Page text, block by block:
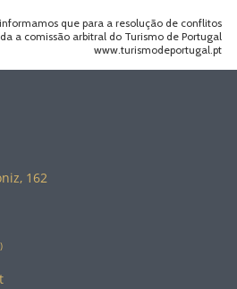
que para a resolução de conflitos
a comissão arbitral do Turismo de Portugal
www.turismodeportugal.pt
162